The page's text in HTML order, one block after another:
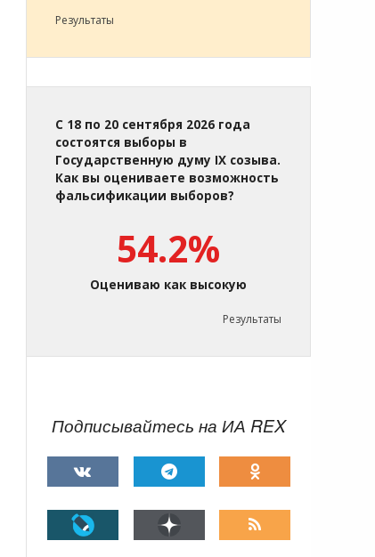
Результаты
С 18 по 20 сентября 2026 года
состоятся выборы в
Государственную думу IX созыва.
Как вы оцениваете возможность
фальсификации выборов?
54.2%
Оцениваю как высокую
Результаты
Подписывайтесь на ИА REX